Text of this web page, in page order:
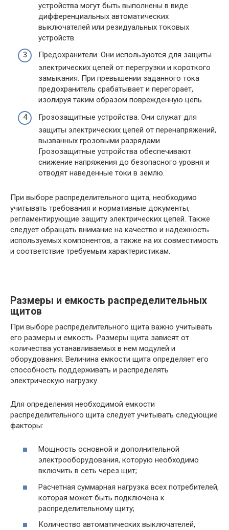
устройства могут быть выполнены в виде
дифференциальных автоматических
выключателей или резидуальных токовых
устройств.
Предохранители. Они используются для защиты
электрических цепей от перегрузки и короткого
замыкания. При превышении заданного тока
предохранитель срабатывает и перегорает,
изолируя таким образом поврежденную цепь.
Грозозащитные устройства. Они служат для
защиты электрических цепей от перенапряжений,
вызванных грозовыми разрядами.
Грозозащитные устройства обеспечивают
снижение напряжения до безопасного уровня и
отводят наведенные токи в землю.
При выборе распределительного щита, необходимо
учитывать требования и нормативные документы,
регламентирующие защиту электрических цепей. Также
следует обращать внимание на качество и надежность
используемых компонентов, а также на их совместимость
и соответствие требуемым характеристикам.
Размеры и емкость распределительных
щитов
При выборе распределительного щита важно учитывать
его размеры и емкость. Размеры щита зависят от
количества устанавливаемых в нем модулей и
оборудования. Величина емкости щита определяет его
способность поддерживать и распределять
электрическую нагрузку.
Для определения необходимой емкости
распределительного щита следует учитывать следующие
факторы:
Мощность основной и дополнительной
электрооборудования, которую необходимо
включить в сеть через щит;
Расчетная суммарная нагрузка всех потребителей,
которая может быть подключена к
распределительному щиту;
Количество автоматических выключателей,